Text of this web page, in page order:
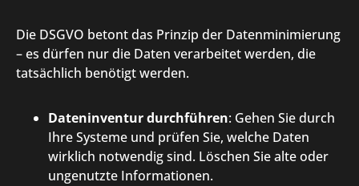
Die DSGVO betont das Prinzip der Datenminimierung
– es dürfen nur die Daten verarbeitet werden, die
tatsächlich benötigt werden.
Dateninventur durchführen: Gehen Sie durch
Ihre Systeme und prüfen Sie, welche Daten
wirklich notwendig sind. Löschen Sie alte oder
ungenutzte Informationen.